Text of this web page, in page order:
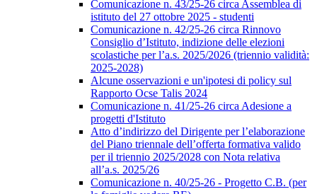
Comunicazione n. 43/25-26 circa Assemblea di
istituto del 27 ottobre 2025 - studenti
Comunicazione n. 42/25-26 circa Rinnovo
Consiglio d’Istituto, indizione delle elezioni
scolastiche per l’a.s. 2025/2026 (triennio validità:
2025-2028)
Alcune osservazioni e un'ipotesi di policy sul
Rapporto Ocse Talis 2024
Comunicazione n. 41/25-26 circa Adesione a
progetti d'Istituto
Atto d’indirizzo del Dirigente per l’elaborazione
del Piano triennale dell’offerta formativa valido
per il triennio 2025/2028 con Nota relativa
all’a.s. 2025/26
Comunicazione n. 40/25-26 - Progetto C.B. (per